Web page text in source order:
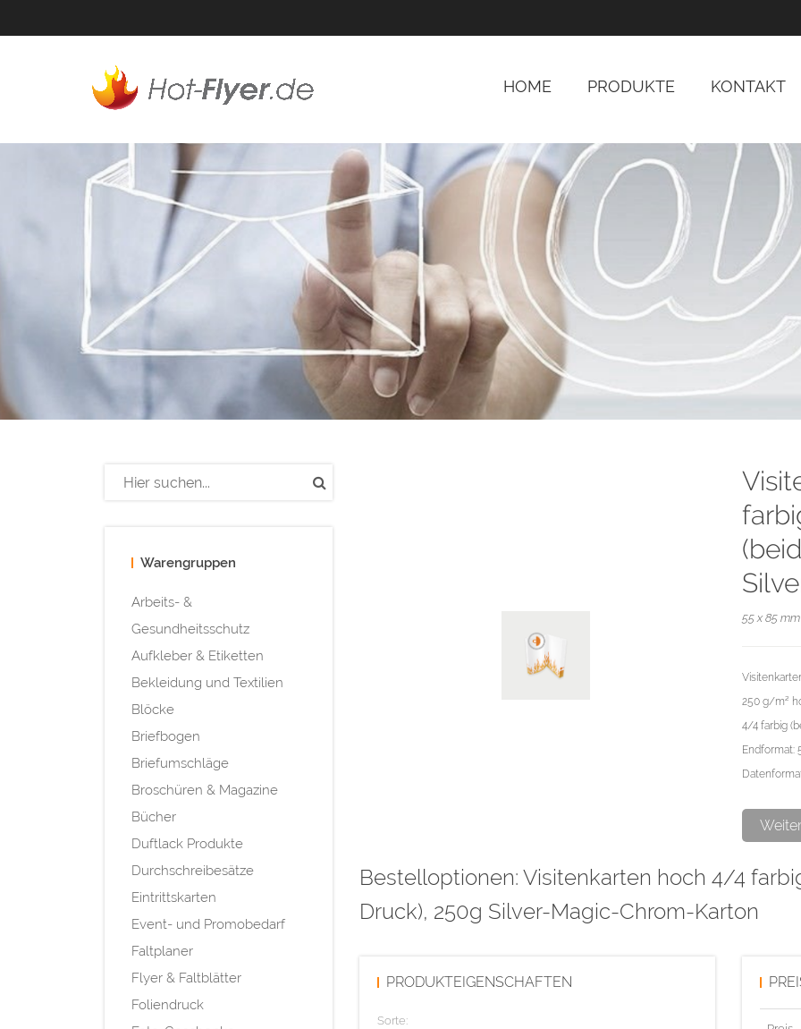
HOME PRODUKTE KONTAKT
Warengruppen
Arbeits- &
Gesundheitsschutz
Aufkleber & Etiketten
Bekleidung und Textilien
Blöcke
Briefbogen
Briefumschläge
Broschüren & Magazine
Bücher
Duftlack Produkte
Durchschreibesätze
Eintrittskarten
Event- und Promobedarf
Faltplaner
Flyer & Faltblätter
Foliendruck
55 x 85
250 g/m²
4/4 farbig
Endformat:
Der Silver-
die auf
Bestelloptionen: Visitenkarten hoch 4/4
Druck), 250g Silver-Magic-Chrom-Karton
PRODUKTEIGENSCHAFTEN
Sorte: